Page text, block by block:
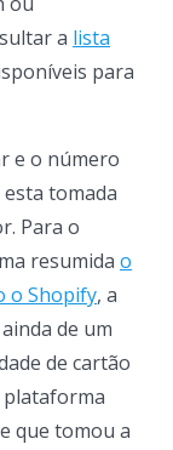
a lista
para
e o número
tomada
Para o
resumida o
o Shopify, a
de um
de cartão
plataforma
que tomou a